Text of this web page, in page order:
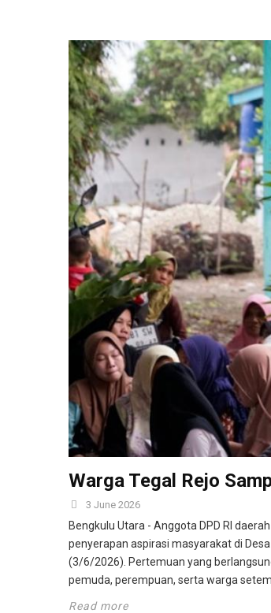
Warga Tegal Rejo
3 June 2026
Bengkulu Utara - Anggota DPD RI
penyerapan aspirasi masyarakat di
(3/6/2026). Pertemuan yang
pemuda, perempuan, serta warga
Read more